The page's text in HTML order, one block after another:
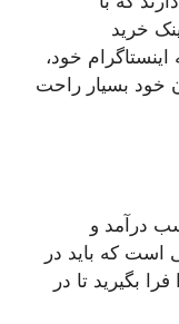
خرید
خود،
خود بسیار راحت
درآمد و
که باید در
بگیرید تا در